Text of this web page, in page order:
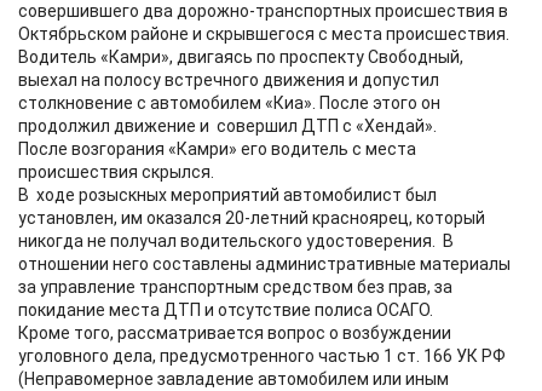
совершившего два дорожно-транспортных происшествия в
Октябрьском районе и скрывшегося с места происшествия.
Водитель «Камри», двигаясь по проспекту Свободный,
выехал на полосу встречного движения и допустил
столкновение с автомобилем «Киа». После этого он
продолжил движение и совершил ДТП с «Хендай».
После возгорания «Камри» его водитель с места
происшествия скрылся.
В ходе розыскных мероприятий автомобилист был
установлен, им оказался 20-летний красноярец, который
никогда не получал водительского удостоверения. В
отношении него составлены административные материалы
за управление транспортным средством без прав, за
покидание места ДТП и отсутствие полиса ОСАГО.
Кроме того, рассматривается вопрос о возбуждении
уголовного дела, предусмотренного частью 1 ст. 166 УК РФ
(Неправомерное завладение автомобилем или иным